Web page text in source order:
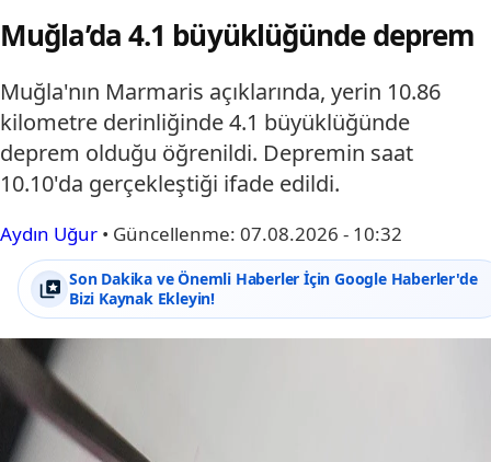
Muğla’da 4.1 büyüklüğünde deprem
Muğla'nın Marmaris açıklarında, yerin 10.86
kilometre derinliğinde 4.1 büyüklüğünde
deprem olduğu öğrenildi. Depremin saat
10.10'da gerçekleştiği ifade edildi.
Aydın Uğur • Güncellenme: 07.08.2026 - 10:32
Son Dakika ve Önemli Haberler İçin Google Haberler'de
Bizi Kaynak Ekleyin!